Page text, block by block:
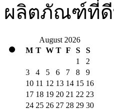
ผลิตภัณฑ์ที่ดี
August 2026
M T W T F S
S
1
2
3
4 5 6 7 8
9
10 11 12 13 14 15 16
17 18 19 20 21 22 23
24 25 26 27 28 29 30